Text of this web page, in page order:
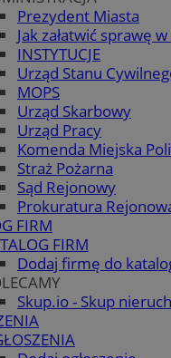
Prezydent Miasta
Jak załatwić sprawę
INSTYTUCJE
Urząd Stanu
MOPS
Urząd Skarbowy
Urząd Pracy
Komenda Miejska
Straż Pożarna
Sąd Rejonowy
Prokuratura
FIRM
FIRM
Dodaj firmę do
Skup.io - Skup